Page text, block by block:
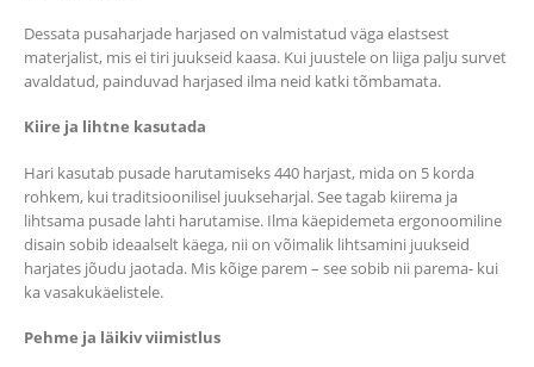
Dessata pusaharjade harjased on valmistatud väga elastsest
materjalist, mis ei tiri juukseid kaasa. Kui juustele on liiga palju survet
avaldatud, painduvad harjased ilma neid katki tõmbamata.
Kiire ja lihtne kasutada
Hari kasutab pusade harutamiseks 440 harjast, mida on 5 korda
rohkem, kui traditsioonilisel juukseharjal. See tagab kiirema ja
lihtsama pusade lahti harutamise. Ilma käepidemeta ergonoomiline
disain sobib ideaalselt käega, nii on võimalik lihtsamini juukseid
harjates jõudu jaotada. Mis kõige parem – see sobib nii parema- kui
ka vasakukäelistele.
Pehme ja läikiv viimistlus